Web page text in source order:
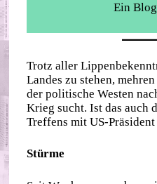
Ein
Trotz aller
Landes zu stehen,
der politische Westen
Krieg sucht. Ist das auch
Treffens mit US-
Stürme